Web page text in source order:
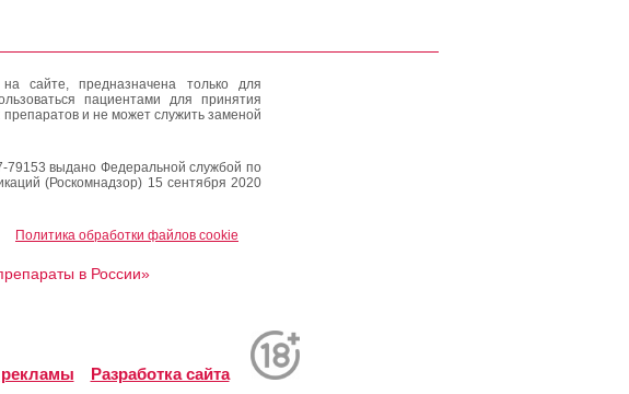
сайте, предназначена только для
пациентами для принятия
и не может служить заменой
выдано Федеральной службой по
(Роскомнадзор) 15 сентября 2020
Политика обработки файлов cookie
в России»
Разработка сайта